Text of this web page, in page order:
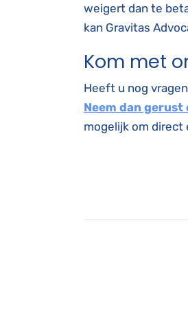
weigert dan te
kan Gravitas
Kom met
Heeft u nog
Neem dan
mogelijk om direct